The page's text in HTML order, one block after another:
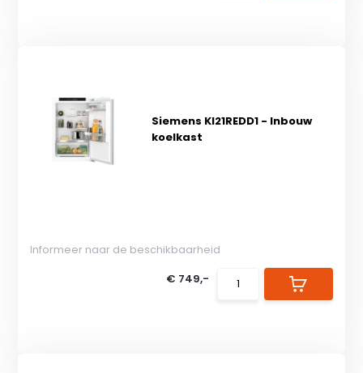
Siemens KI21REDD1 - Inbouw
koelkast
Informeer naar de beschikbaarheid
€ 749,-